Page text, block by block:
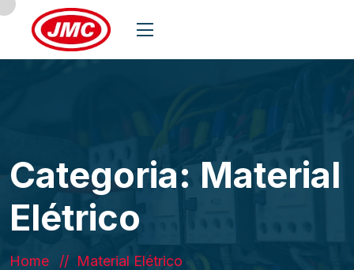
Categoria: Material
Elétrico
Home Material Elétrico